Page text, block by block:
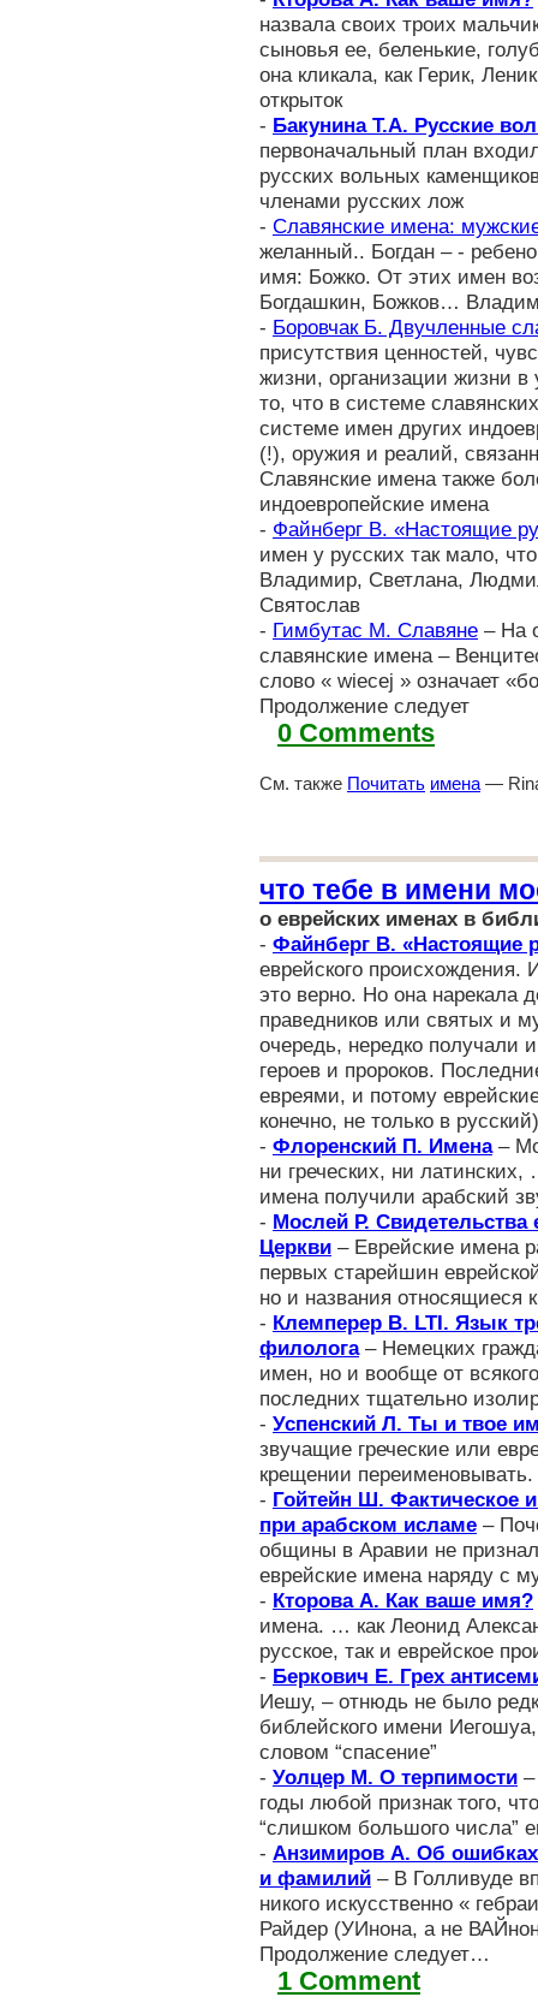
назвала своих троих
сыновья ее, беленькие,
она кликала, как Герик,
открыток
- Бакунина Т.А. Русские
первоначальный план
русских вольных
членами русских лож
- Славянские имена:
желанный.. Богдан – -
имя: Божко. От этих имен
Богдашкин, Божков…
- Боровчак Б. Двучленные
присутствия ценностей,
жизни, организации жизни в
то, что в системе
системе имен других
(!), оружия и реалий,
Славянские имена также
индоевропейские имена
- Файнберг В. «Настоящие
имен у русских так мало,
Владимир, Светлана,
Святослав
- Гимбутас М. Славяне – На
славянские имена –
слово « wiecej » означает
Продолжение следует
0 Comments
См. также Почитать имена —
что тебе в имени
о еврейских именах в
- Файнберг В. «Настоящие
еврейского
это верно. Но она нарекала
праведников или святых и
очередь, нередко получали
героев и пророков.
евреями, и потому
конечно, не только в
- Флоренский П. Имена–
ни греческих, ни
имена получили арабский
- Мослей Р. Свидетельства
Церкви – Еврейские имена
первых старейшин
но и названия относящиеся
- Клемперер В. LTI. Язык
филолога– Немецких
имен, но и вообще от
последних тщательно
- Успенский Л. Ты и твое
звучащие греческие или
крещении
- Гойтейн Ш. Фактическое
при арабском исламе –
общины в Аравии не
еврейские имена наряду с
- Кторова А. Как ваше имя?
имена. … как Леонид
русское, так и еврейское
- Беркович Е. Грех
Иешу, – отнюдь не было
библейского имени
словом “спасение”
- Уолцер М. О терпимости
годы любой признак того,
“слишком большого числа”
- Анзимиров А. Об
и фамилий – В Голливуде
никого искусственно «
Райдер (УИнона, а не
Продолжение следует…
1 Comment